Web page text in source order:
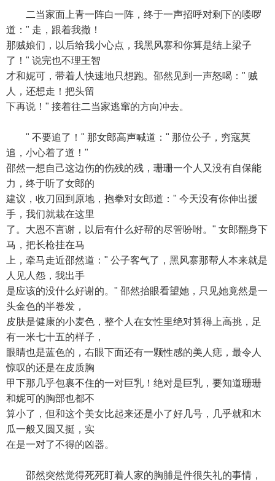
二当家面上青一阵白一阵，终于一声招呼对剩下的喽啰
道：" 走，跟着我撤！
那贼娘们，以后给我小心点，我黑风寨和你算是结上梁子
了！" 说完也不理王智
才和妮可，带着人快速地只想跑。邵然见到一声怒喝：" 贼
人，还想走！把头留
下再说！" 接着往二当家逃窜的方向冲去。
" 不要追了！" 那女郎高声喊道：" 那位公子，穷寇莫
追，小心着了道！"
邵然一想自己这边伤的伤残的残，珊珊一个人又没有自保能
力，终于听了女郎的
建议，收刀回到原地，抱拳对女郎道：" 今天没有你伸出援
手，我们就栽在这里
了。大恩不言谢，以后有什么好帮的尽管吩咐。" 女郎翻身下
马，把长枪挂在马
上，牵马走近邵然道：" 公子客气了，黑风寨那帮人本来就是
人见人怨，我出手
是应该的没什么好谢的。" 邵然抬眼看望她，只见她竟然是一
头金色的半卷发，
皮肤是健康的小麦色，整个人在女性里绝对算得上高挑，足
有一米七十五的样子，
眼睛也是蓝色的，右眼下面还有一颗性感的美人痣，最令人
惊叹的还是在皮质胸
甲下那几乎包裹不住的一对巨乳！绝对是巨乳，要知道珊珊
和妮可的胸部也都不
算小了，但和这个美女比起来还是小了好几号，几乎就和木
瓜一般又圆又挺，实
在是一对了不得的凶器。
邵然突然觉得死死盯着人家的胸脯是件很失礼的事情，